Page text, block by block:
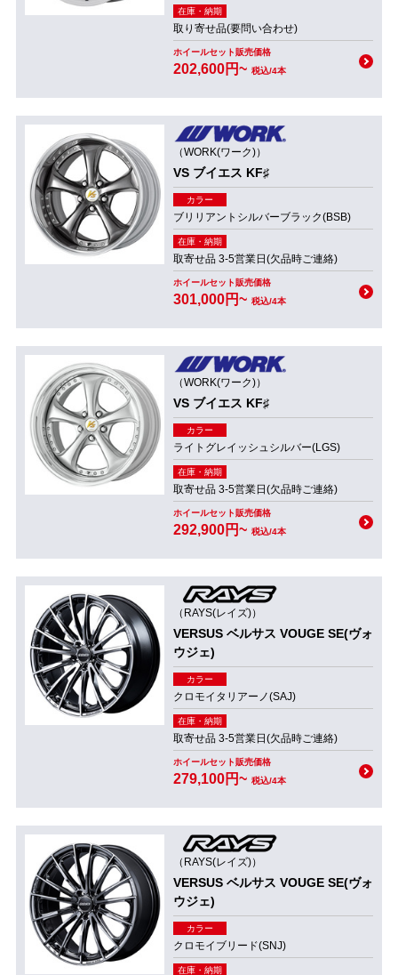
在庫・納期
取り寄せ品(要問い合わせ)
ホイールセット販売価格
202,600円~ 税込/4本
（WORK(ワーク)）
VS ブイエス KF♯
カラー
ブリリアントシルバーブラック(BSB)
在庫・納期
取寄せ品 3-5営業日(欠品時ご連絡)
ホイールセット販売価格
301,000円~ 税込/4本
（WORK(ワーク)）
VS ブイエス KF♯
カラー
ライトグレイッシュシルバー(LGS)
在庫・納期
取寄せ品 3-5営業日(欠品時ご連絡)
ホイールセット販売価格
292,900円~ 税込/4本
（RAYS(レイズ)）
VERSUS ベルサス VOUGE SE(ヴォ
ウジェ)
カラー
クロモイタリアーノ(SAJ)
在庫・納期
取寄せ品 3-5営業日(欠品時ご連絡)
ホイールセット販売価格
279,100円~ 税込/4本
（RAYS(レイズ)）
VERSUS ベルサス VOUGE SE(ヴォ
ウジェ)
カラー
クロモイブリード(SNJ)
在庫・納期